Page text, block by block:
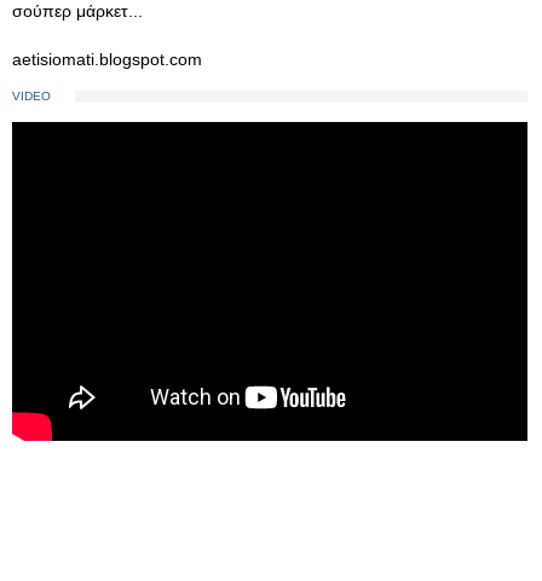
σούπερ μάρκετ...
aetisiomati.blogspot.com
VIDEO